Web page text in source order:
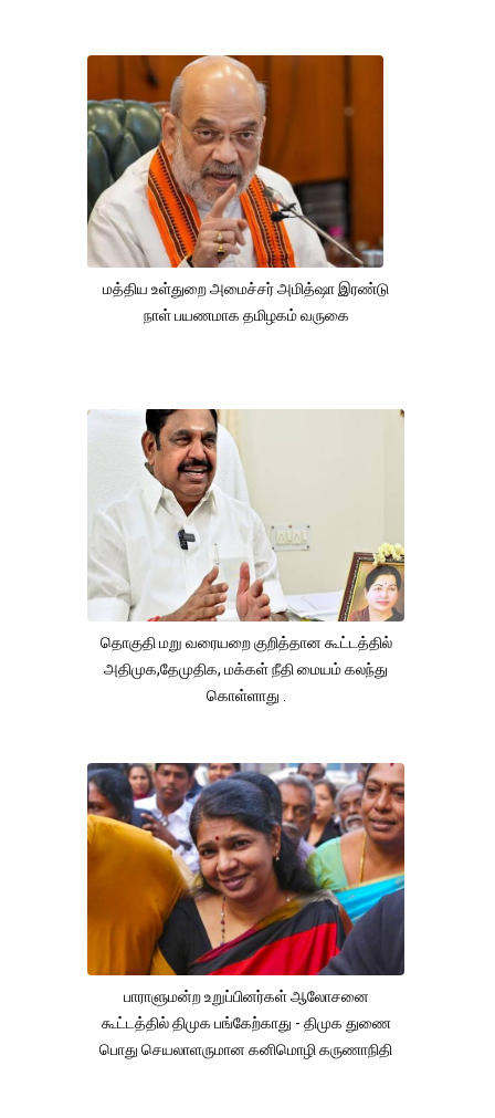
மத்திய உள்துறை அமைச்சர் அமித்ஷா இரண்டு
நாள் பயணமாக தமிழகம் வருகை
தொகுதி மறு வரையறை குறித்தான கூட்டத்தில்
அதிமுக,தேமுதிக, மக்கள் நீதி மையம் கலந்து
கொள்ளாது .
பாராளுமன்ற உறுப்பினர்கள் ஆலோசனை
கூட்டத்தில் திமுக பங்கேற்காது - திமுக துணை
பொது செயலாளருமான கனிமொழி கருணாநிதி